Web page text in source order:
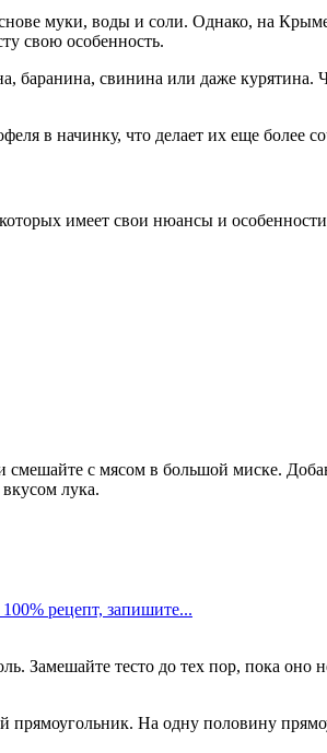
муки, воды и соли. Однако, на
свою особенность.
баранина, свинина или даже
в начинку, что делает их еще
имеет свои нюансы и
смешайте с мясом в большой миске.
лука.
рецепт, запишите...
Замешайте тесто до тех пор, пока оно
На одну половину